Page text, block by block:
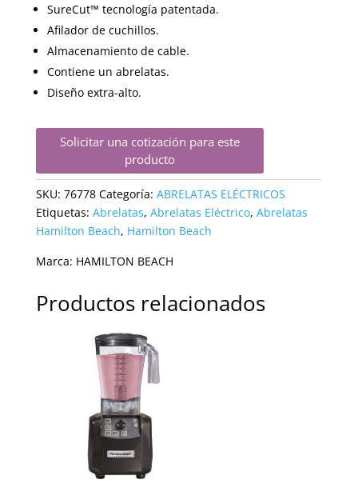
SureCut™ tecnología patentada.
Afilador de cuchillos.
Almacenamiento de cable.
Contiene un abrelatas.
Diseño extra-alto.
Solicitar una cotización para este
producto
SKU: 76778 Categoría: ABRELATAS ELÉCTRICOS
Etiquetas: Abrelatas, Abrelatas Eléctrico, Abrelatas
Hamilton Beach, Hamilton Beach
Marca: HAMILTON BEACH
Productos relacionados